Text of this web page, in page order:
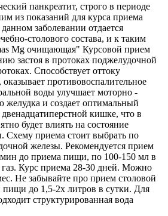
панкреатит, строго в периоде
из показаний для курса приема
заболевании отдается
столового состава, и к таким
Mg очищающая" Курсовой прием
застоя в протоках поджелудочной
Способствует оттоку
оказывает противовоспалительное
воды улучшает моторно -
и создает оптимальный
кишке, что в
будет влиять на состояние
Схему приема стоит выбрать по
железы. Рекомендуется прием
мин до приема пищи, по 100-150 мл в
Курс приема 28-30 дней. Можно
Не забывайте про прием столовой
до 1,5-2х литров в сутки. Для
структурированная вода